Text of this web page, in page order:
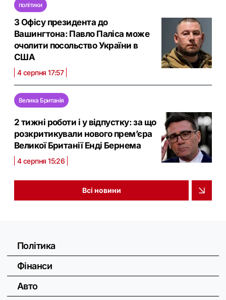
політики
З Офісу президента до
Вашингтона: Павло Паліса може
очолити посольство України в
США
4 серпня 17:57
Велика Британія
2 тижні роботи і у відпустку: за що
розкритикували нового прем’єра
Великої Британії Енді Бернема
4 серпня 15:26
Всі новини
Політика
Фінанси
Авто